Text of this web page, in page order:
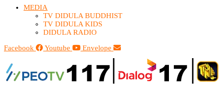
MEDIA
TV DIDULA BUDDHIST​
TV DIDULA KIDS
DIDULA RADIO
Facebook
Youtube Envelope